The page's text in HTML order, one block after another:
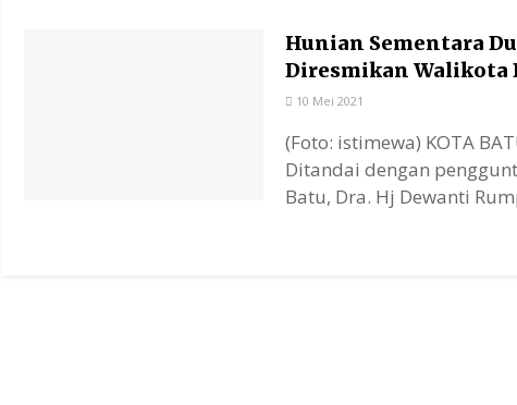
Hunian Sementara
Diresmikan Walikota
10 Mei 2021
(Foto: istimewa) KOTA
Ditandai dengan
Batu, Dra. Hj Dewanti